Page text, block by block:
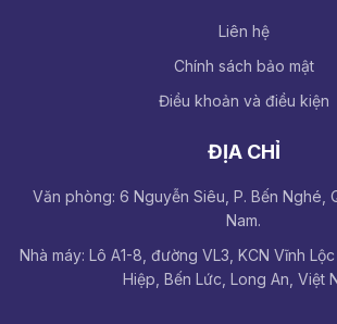
Liên hệ
Chính sách bảo mật
Điều khoản và điều kiện
ĐỊA CHỈ
Văn phòng: 6 Nguyễn Siêu, P. Bến Nghé,
Nam.
Nhà máy: Lô A1-8, đường VL3, KCN Vĩnh
Hiệp, Bến Lức, Long An, Việt